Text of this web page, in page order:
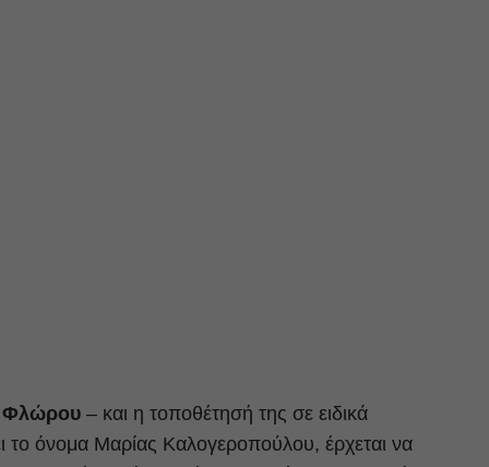
Φλώρου – και η τοποθέτησή της σε ειδικά
όνομα Μαρίας Καλογεροπούλου, έρχεται να